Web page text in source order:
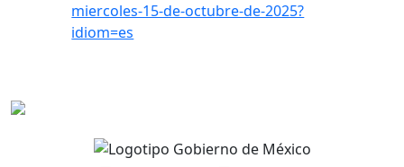
miercoles-15-de-octubre-de-2025?
idiom=es